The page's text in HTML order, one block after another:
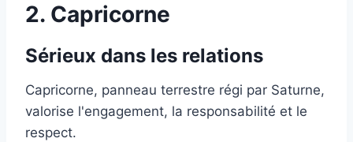
2. Capricorne
Sérieux dans les relations
Capricorne, panneau terrestre régi par Saturne,
valorise l'engagement, la responsabilité et le
respect.